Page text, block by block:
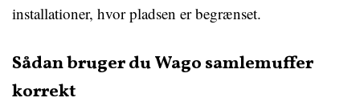
installationer, hvor pladsen er begrænset.
Sådan bruger du Wago samlemuffer
korrekt